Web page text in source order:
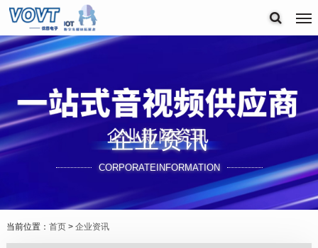
企业资讯
CORPORATEINFORMATION
当前位置： 首页> 企业资讯